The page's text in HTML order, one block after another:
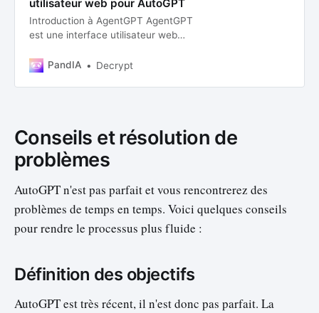
utilisateur web pour AutoGPT
Introduction à AgentGPT AgentGPT
est une interface utilisateur web
déployer des agents IA autonomes.
exécutant et en apprenant de leurs
résul…
PandIA Decrypt
Conseils et résolution de
problèmes
AutoGPT n'est pas parfait et vous rencontrerez des
problèmes de temps en temps. Voici quelques conseils
pour rendre le processus plus fluide :
Définition des objectifs
AutoGPT est très récent, il n'est donc pas parfait. La